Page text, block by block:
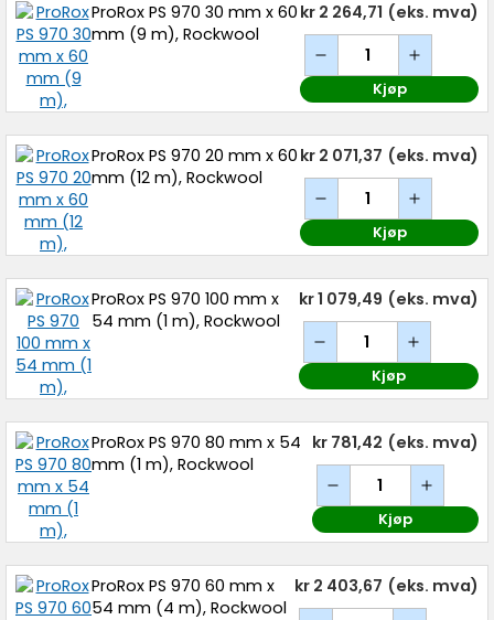
ProRox PS 970 30 mm x 60
mm (9 m), Rockwool
kr 2 264,71 (eks. mva)
Kjøp
ProRox PS 970 20 mm x 60
mm (12 m), Rockwool
kr 2 071,37 (eks. mva)
Kjøp
ProRox PS 970 100 mm x
54 mm (1 m), Rockwool
kr 1 079,49 (eks. mva)
Kjøp
ProRox PS 970 80 mm x 54
mm (1 m), Rockwool
kr 781,42 (eks. mva)
Kjøp
ProRox PS 970 60 mm x
54 mm (4 m), Rockwool
kr 2 403,67 (eks. mva)